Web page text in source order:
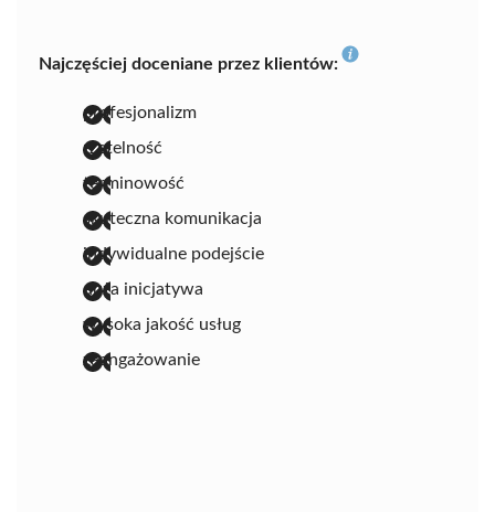
Najczęściej doceniane przez klientów:
profesjonalizm
rzetelność
terminowość
skuteczna komunikacja
indywidualne podejście
duża inicjatywa
wysoka jakość usług
zaangażowanie